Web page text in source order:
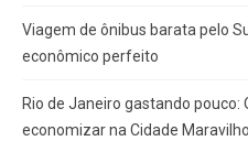
Viagem de ônibus barata pelo
econômico perfeito
Rio de Janeiro gastando pouco:
economizar na Cidade